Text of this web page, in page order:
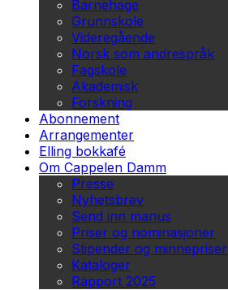
Barnehage
Grunnskole
Videregående
Norsk som andrespråk
Fagskole
Akademisk
Forskning
Abonnement
Arrangementer
Elling bokkafé
Om Cappelen Damm
Presse
Nyhetsbrev
Send inn manus
Priser og nominasjoner
Stipender og minnepriser
Kataloger
Rapport 2025